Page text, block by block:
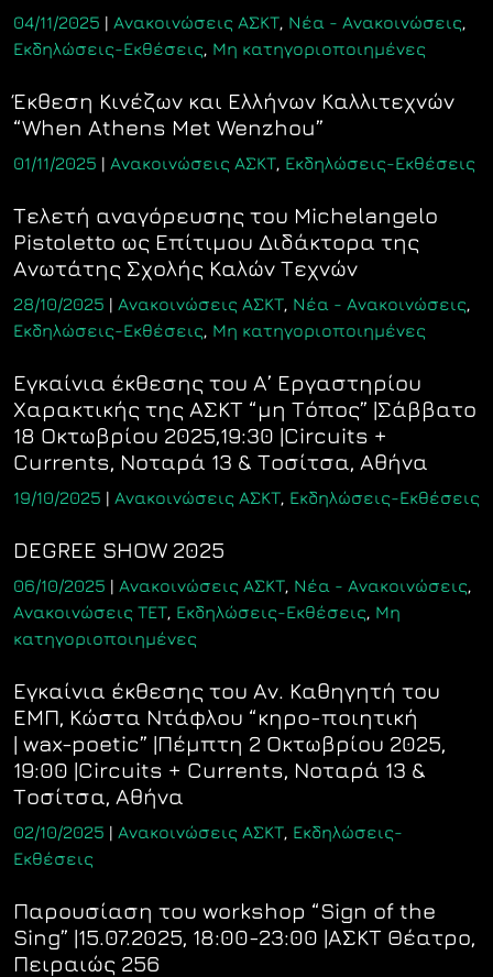
04/11/2025 | Ανακοινώσεις ΑΣΚΤ, Νέα - Ανακοινώσεις,
Εκδηλώσεις-Εκθέσεις, Μη κατηγοριοποιημένες
Έκθεση Κινέζων και Ελλήνων Καλλιτεχνών
“When Athens Met Wenzhou”
01/11/2025 | Ανακοινώσεις ΑΣΚΤ, Εκδηλώσεις-Εκθέσεις
Τελετή αναγόρευσης του Michelangelo
Pistoletto ως Επίτιμου Διδάκτορα της
Ανωτάτης Σχολής Καλών Τεχνών
28/10/2025 | Ανακοινώσεις ΑΣΚΤ, Νέα - Ανακοινώσεις,
Εκδηλώσεις-Εκθέσεις, Μη κατηγοριοποιημένες
Εγκαίνια έκθεσης του Α’ Εργαστηρίου
Χαρακτικής της ΑΣΚΤ “μη Τόπος” |Σάββατο
18 Οκτωβρίου 2025,19:30 |Circuits +
Currents, Νοταρά 13 & Τοσίτσα, Αθήνα
19/10/2025 | Ανακοινώσεις ΑΣΚΤ, Εκδηλώσεις-Εκθέσεις
DEGREE SHOW 2025
06/10/2025 | Ανακοινώσεις ΑΣΚΤ, Νέα - Ανακοινώσεις,
Ανακοινώσεις ΤΕΤ, Εκδηλώσεις-Εκθέσεις, Μη
κατηγοριοποιημένες
Εγκαίνια έκθεσης του Αν. Καθηγητή του
ΕΜΠ, Κώστα Ντάφλου “κηρο-ποιητική
| wax-poetic” |Πέμπτη 2 Οκτωβρίου 2025,
19:00 |Circuits + Currents, Νοταρά 13 &
Τοσίτσα, Αθήνα
02/10/2025 | Ανακοινώσεις ΑΣΚΤ, Εκδηλώσεις-
Εκθέσεις
Παρουσίαση του workshop “Sign of the
Sing” |15.07.2025, 18:00-23:00 |ΑΣΚΤ Θέατρο,
Πειραιώς 256